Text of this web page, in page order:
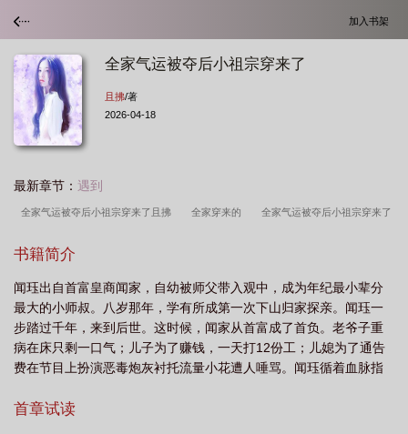
加入书架
全家气运被夺后小祖宗穿来了
且拂/著
2026-04-18
最新章节： 遇到
全家气运被夺后小祖宗穿来了且拂 全家穿来的 全家气运被夺后小祖宗穿来了
且拂 全家气运被夺后小祖宗穿来了百度
txt 全家穿书 就我土著 全家气运被夺后小祖宗穿来了 且拂 笔趣阁 全家
气运被夺后小祖宗穿来了 且拂 全家穿越后我躺赢了(基建) 全家气运被夺后小祖
宗穿来了免费阅
书籍简介
闻珏出自首富皇商闻家，自幼被师父带入观中，成为年纪最小辈分
最大的小师叔。八岁那年，学有所成第一次下山归家探亲。闻珏一
步踏过千年，来到后世。这时候，闻家从首富成了首负。老爷子重
病在床只剩一口气；儿子为了赚钱，一天打12份工；儿媳为了通告
费在节目上扮演恶毒炮灰衬托流量小花遭人唾骂。闻珏循着血脉指
夺，正拄着拐杖开道歉会，下方有人虎视耽耽拿着一瓶什么东西准
首章试读